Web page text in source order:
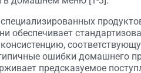
обеспечивает
ошибки домашнего
предсказуемое